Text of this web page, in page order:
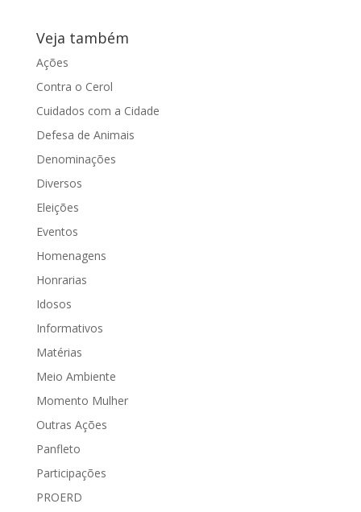
Veja também
Ações
Contra o Cerol
Cuidados com a Cidade
Defesa de Animais
Denominações
Diversos
Eleições
Eventos
Homenagens
Honrarias
Idosos
Informativos
Matérias
Meio Ambiente
Momento Mulher
Outras Ações
Panfleto
Participações
PROERD